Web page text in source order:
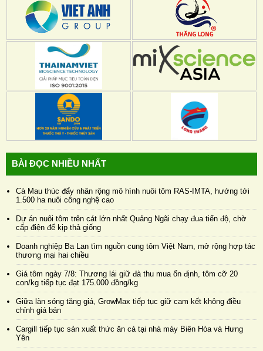
BÀI ĐỌC NHIỀU NHẤT
Cà Mau thúc đẩy nhân rộng mô hình nuôi tôm RAS-IMTA, hướng tới
1.500 ha nuôi công nghệ cao
Dự án nuôi tôm trên cát lớn nhất Quảng Ngãi chạy đua tiến độ, chờ
cấp điện để kịp thả giống
Doanh nghiệp Ba Lan tìm nguồn cung tôm Việt Nam, mở rộng hợp tác
thương mại hai chiều
Giá tôm ngày 7/8: Thương lái giữ đà thu mua ổn định, tôm cỡ 20
con/kg tiếp tục đạt 175.000 đồng/kg
Giữa làn sóng tăng giá, GrowMax tiếp tục giữ cam kết không điều
chỉnh giá bán
Cargill tiếp tục sản xuất thức ăn cá tại nhà máy Biên Hòa và Hưng
Yên